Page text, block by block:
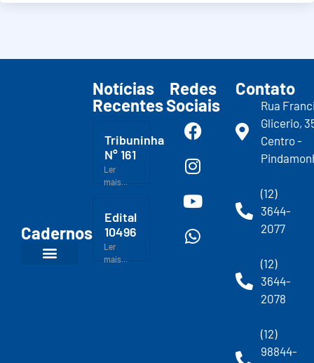
Cadernos
Notícias
Recentes
Tribuninha
N° 161
Ler
mais...
Edital
10496
Ler
mais...
Redes
Sociais
Contato
Rua
Glicerio,
Centro -
(12)
3644-
2077
(12)
3644-
2078
(12)
98844-